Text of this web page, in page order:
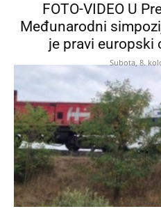
FOTO-VIDEO U
Međunarodni
je pravi europski
Subota, 8.